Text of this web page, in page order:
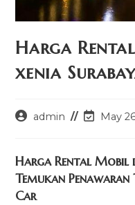
Harga
xenia
Postadmin
PostMay
Harga Rental Mobil
Temukan Penawaran
Car